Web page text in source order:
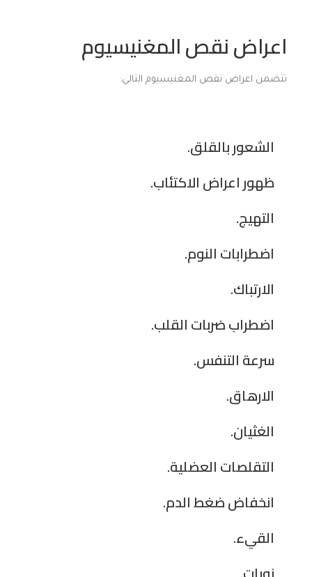
اعراض نقص المغنيسيوم
تتضمن اعراض نقص المغنيسيوم التالي:
الشعور بالقلق.
ظهوراعراض الاكتئاب.
التهيج.
اضطرابات النوم.
الارتباك.
اضطراب ضربات القلب.
سرعة التنفس.
الارهاق.
الغثيان.
التقلصات العضلية.
انخفاض ضغط الدم.
القيء.